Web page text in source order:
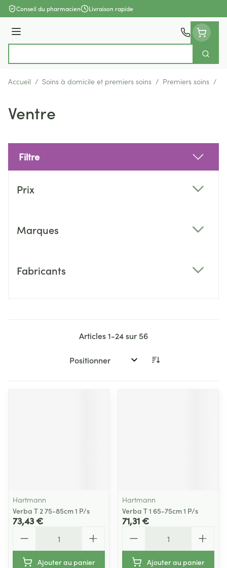
Aller au contenu
Conseil du pharmacien Livraison rapide
Menu
Accueil / Soins à domicile et premiers soins / Premiers soins /
Ventre
Filtre
Prix
Marques
Fabricants
Articles1-24sur56
Trier par:
Hartmann
Verba T 2 75-85cm 1 P/s
73,43 €
Ajouter au panier
Hartmann
Verba T 1 65-75cm 1 P/s
71,31 €
Ajouter au panier